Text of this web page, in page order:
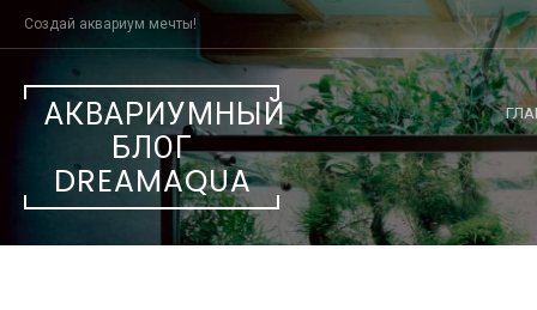
Skip
to
Создай аквариум мечты!
АКВАРИУМНЫЙ
БЛОГ
DREAMAQUA